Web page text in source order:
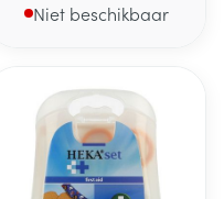
Niet beschikbaar